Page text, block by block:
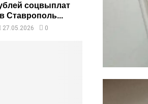
соцвыплат
Ставрополь...
27.05.2026 0